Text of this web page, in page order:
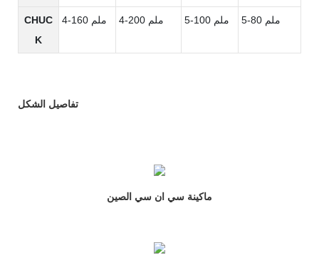
CHUC
K
4-160 ملم 4-200 ملم 5-100 ملم 5-80 ملم
تفاصيل الشكل
ماكينة سي ان سي الصين